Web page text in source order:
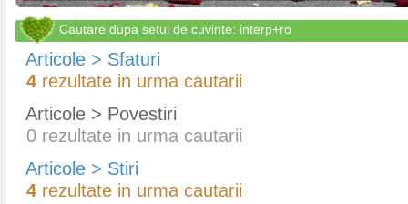
Cautare dupa setul de cuvinte: interp+ro
Articole > Sfaturi
4 rezultate in urma cautarii
Articole > Povestiri
0 rezultate in urma cautarii
Articole > Stiri
4 rezultate in urma cautarii